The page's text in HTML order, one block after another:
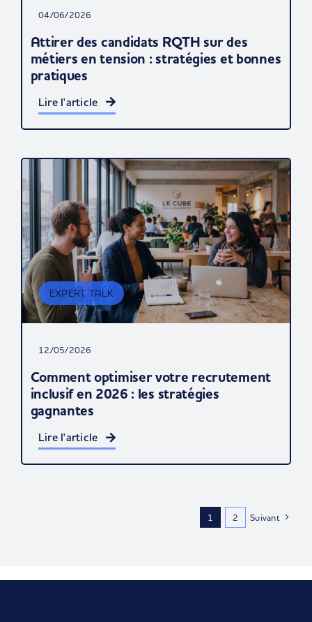
04/06/2026
Attirer des candidats RQTH sur des
métiers en tension : stratégies et bonnes
pratiques
Lire l'article
EXPERT TALK
12/05/2026
Comment optimiser votre recrutement
inclusif en 2026 : les stratégies
gagnantes
Lire l'article
1 2 Suivant